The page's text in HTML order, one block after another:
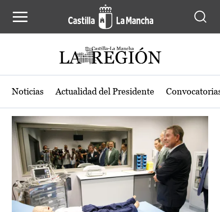
Actualidad de la región de Castilla-
Noticias Actualidad del Presidente